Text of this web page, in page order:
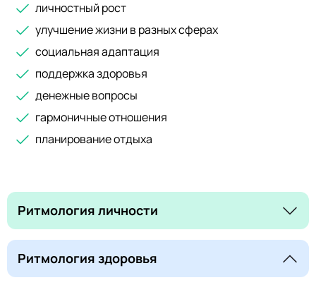
личностный рост
улучшение жизни в разных сферах
социальная адаптация
поддержка здоровья
денежные вопросы
гармоничные отношения
планирование отдыха
Ритмология личности
Ритмология здоровья